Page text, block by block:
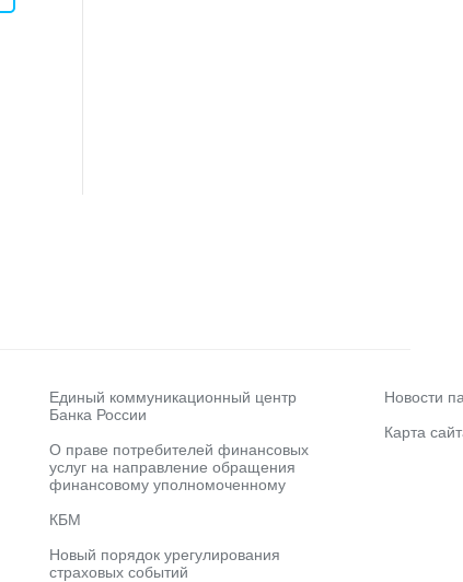
Единый коммуникационный центр
Банка России
О праве потребителей финансовых
услуг на направление обращения
финансовому уполномоченному
КБМ
Новый порядок урегулирования
страховых событий
Новости
Карта